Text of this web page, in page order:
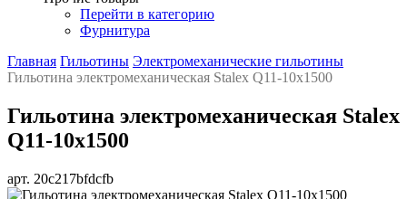
Перейти в категорию
Фурнитура
Главная Гильотины Электромеханические гильотины
Гильотина электромеханическая Stalex Q11-10x1500
Гильотина электромеханическая Stalex
Q11-10x1500
арт. 20c217bfdcfb